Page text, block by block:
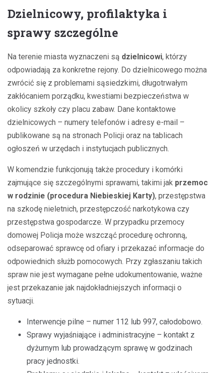
Dzielnicowy, profilaktyka i
sprawy szczególne
Na terenie miasta wyznaczeni są dzielnicowi, którzy
odpowiadają za konkretne rejony. Do dzielnicowego można
zwrócić się z problemami sąsiedzkimi, długotrwałym
zakłócaniem porządku, kwestiami bezpieczeństwa w
okolicy szkoły czy placu zabaw. Dane kontaktowe
dzielnicowych – numery telefonów i adresy e-mail –
publikowane są na stronach Policji oraz na tablicach
ogłoszeń w urzędach i instytucjach publicznych.
W komendzie funkcjonują także procedury i komórki
zajmujące się szczególnymi sprawami, takimi jak przemoc
w rodzinie (procedura Niebieskiej Karty), przestępstwa
na szkodę nieletnich, przestępczość narkotykowa czy
przestępstwa gospodarcze. W przypadku przemocy
domowej Policja może wszcząć procedurę ochronną,
odseparować sprawcę od ofiary i przekazać informacje do
odpowiednich służb pomocowych. Przy zgłaszaniu takich
spraw nie jest wymagane pełne udokumentowanie, ważne
jest przekazanie jak najdokładniejszych informacji o
sytuacji.
Interwencje pilne – numer 112 lub 997, całodobowo.
Sprawy wyjaśniające i administracyjne – kontakt z
dyżurnym lub prowadzącym sprawę w godzinach
pracy jednostki.